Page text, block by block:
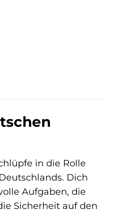
in die Rolle
Dich
Aufgaben, die
Sicherheit auf den